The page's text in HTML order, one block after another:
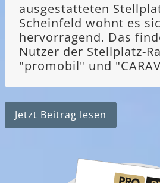
ausgestatteten
Scheinfeld wohnt es
hervorragend. Das
Nutzer der Stellplatz-
"promobil" und
Jetzt Beitrag lesen